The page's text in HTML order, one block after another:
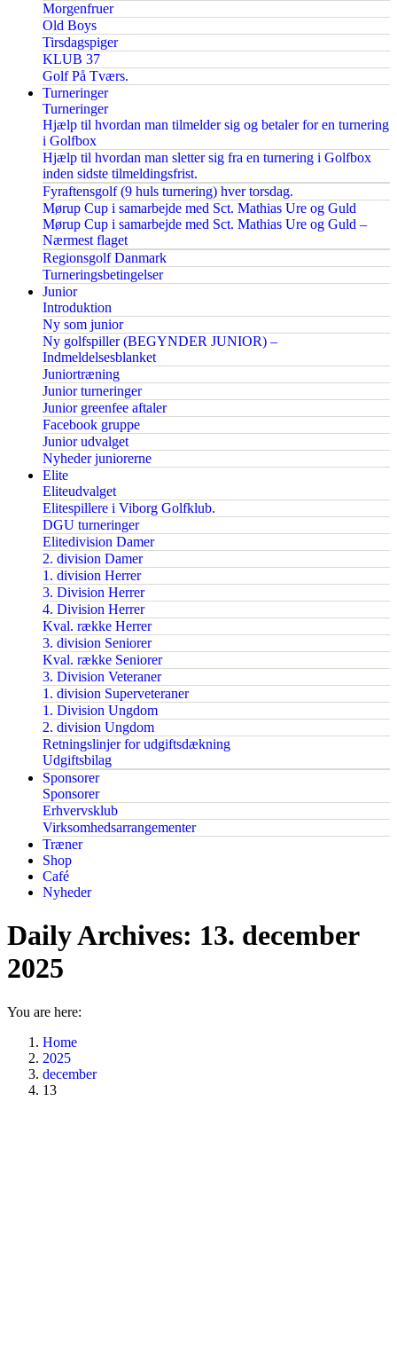
Morgenfruer
Old Boys
Tirsdagspiger
KLUB 37
Golf På Tværs.
Turneringer
Turneringer
Hjælp til hvordan man tilmelder sig og betaler for en turnering
i Golfbox
Hjælp til hvordan man sletter sig fra en turnering i Golfbox
inden sidste tilmeldingsfrist.
Fyraftensgolf (9 huls turnering) hver torsdag.
Mørup Cup i samarbejde med Sct. Mathias Ure og Guld
Mørup Cup i samarbejde med Sct. Mathias Ure og Guld –
Nærmest flaget
Regionsgolf Danmark
Turneringsbetingelser
Junior
Introduktion
Ny som junior
Ny golfspiller (BEGYNDER JUNIOR) –
Indmeldelsesblanket
Juniortræning
Junior turneringer
Junior greenfee aftaler
Facebook gruppe
Junior udvalget
Nyheder juniorerne
Elite
Eliteudvalget
Elitespillere i Viborg Golfklub.
DGU turneringer
Elitedivision Damer
2. division Damer
1. division Herrer
3. Division Herrer
4. Division Herrer
Kval. række Herrer
3. division Seniorer
Kval. række Seniorer
3. Division Veteraner
1. division Superveteraner
1. Division Ungdom
2. division Ungdom
Retningslinjer for udgiftsdækning
Udgiftsbilag
Sponsorer
Sponsorer
Erhvervsklub
Virksomhedsarrangementer
Træner
Shop
Café
Nyheder
Daily Archives: 13. december
2025
You are here:
Home
2025
december
13